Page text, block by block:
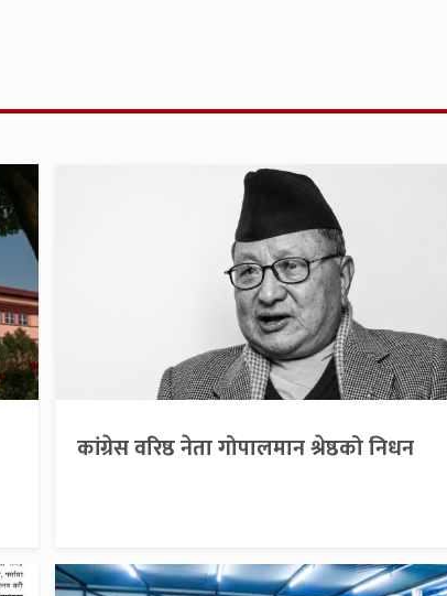
कांग्रेस वरिष्ठ नेता गोपालमान श्रेष्ठको निधन